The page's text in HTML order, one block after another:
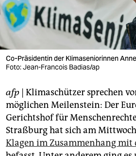
wahrheit
verlag
verlag
shop
fragen & hilfe
unterstützen
abo
Co-Präsidentin der Klimaseniorinnen
Foto: Jean-Francois Badias/ap
afp | Klimaschützer sprechen
möglichen Meilenstein: Der
Gerichtshof für
Straßburg hat sich am
Klagen im Zusammenhang mit